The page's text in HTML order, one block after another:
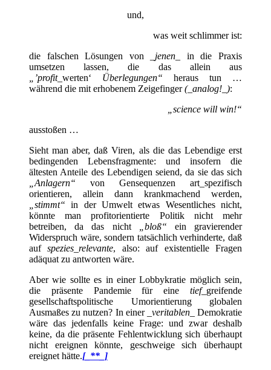
und,
was weit schlimmer ist:
die falschen Lösungen von
_jenen_
in die Praxis
umsetzen lassen, die das allein aus
„’profit_ werten‘ Überlegungen“ heraus tun …
während die mit erhobenem Zeigefinger(_analog!_):
„science will win!“
ausstoßen …
Sieht man aber, daß Viren, als die das Lebendige erst
bedingenden Lebensfragmente: und insofern die
ältesten Anteile des Lebendigen seiend, da sie das sich
„Anlagern“ von Gensequenzen art_spezifisch
orientieren, allein dann krankmachend werden,
„stimmt“ in der Umwelt etwas Wesentliches nicht,
könnte man profitorientierte Politik nicht mehr
betreiben, da das nicht
„bloß“ ein gravierender
Widerspruch wäre, sondern tatsächlich verhinderte, daß
aufspezies _relevante, also: auf existentielle Fragen
adäquat zu antworten wäre.
Aber wie sollte es in einer Lobbykratie möglich sein,
die präsente Pandemie für eine tief_greifende
gesellschaftspolitische Umorientierung globalen
Ausmaßes zu nutzen? In einer veritablen_ Demokratie
wäre das jedenfalls keine Frage: und zwar deshalb
keine, da die präsente Fehlentwicklung sich überhaupt
nicht ereignen könnte, geschweige sich überhaupt
ereignet hätte.[_**_]